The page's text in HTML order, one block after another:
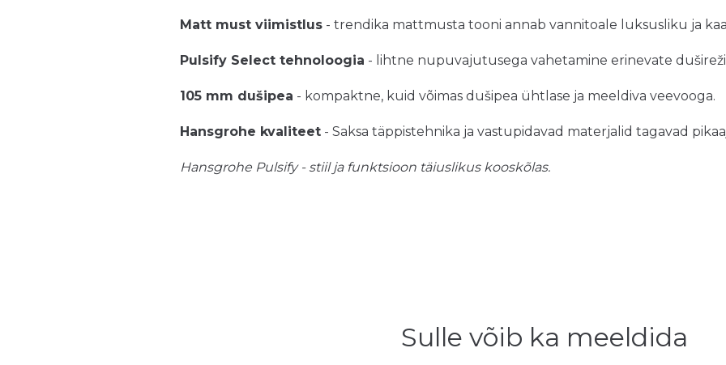
Matt must viimistlus - trendika mattmusta tooni annab vannitoale luksusliku ja
Pulsify Select tehnoloogia - lihtne nupuvajutusega vahetamine erinevate
105 mm dušipea - kompaktne, kuid võimas dušipea ühtlase ja meeldiva veevooga.
Hansgrohe kvaliteet - Saksa täppistehnika ja vastupidavad materjalid tagavad
Hansgrohe Pulsify - stiil ja funktsioon täiuslikus kooskõlas.
Sulle võib ka meeldida